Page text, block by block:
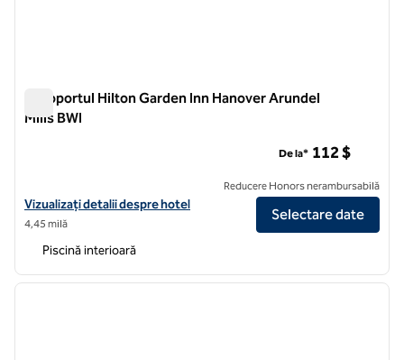
Aeroportul Hilton Garden Inn Hanover Arundel
Mills BWI
Vizualizați detaliile hotelului pentru Hilton Garden Inn Hanover
Vizualizați detalii despre hotel
4,45 milă
De la* 112 $
Reducere Honors nerambursabilă
Selectare date
Piscină interioară
1 din 12